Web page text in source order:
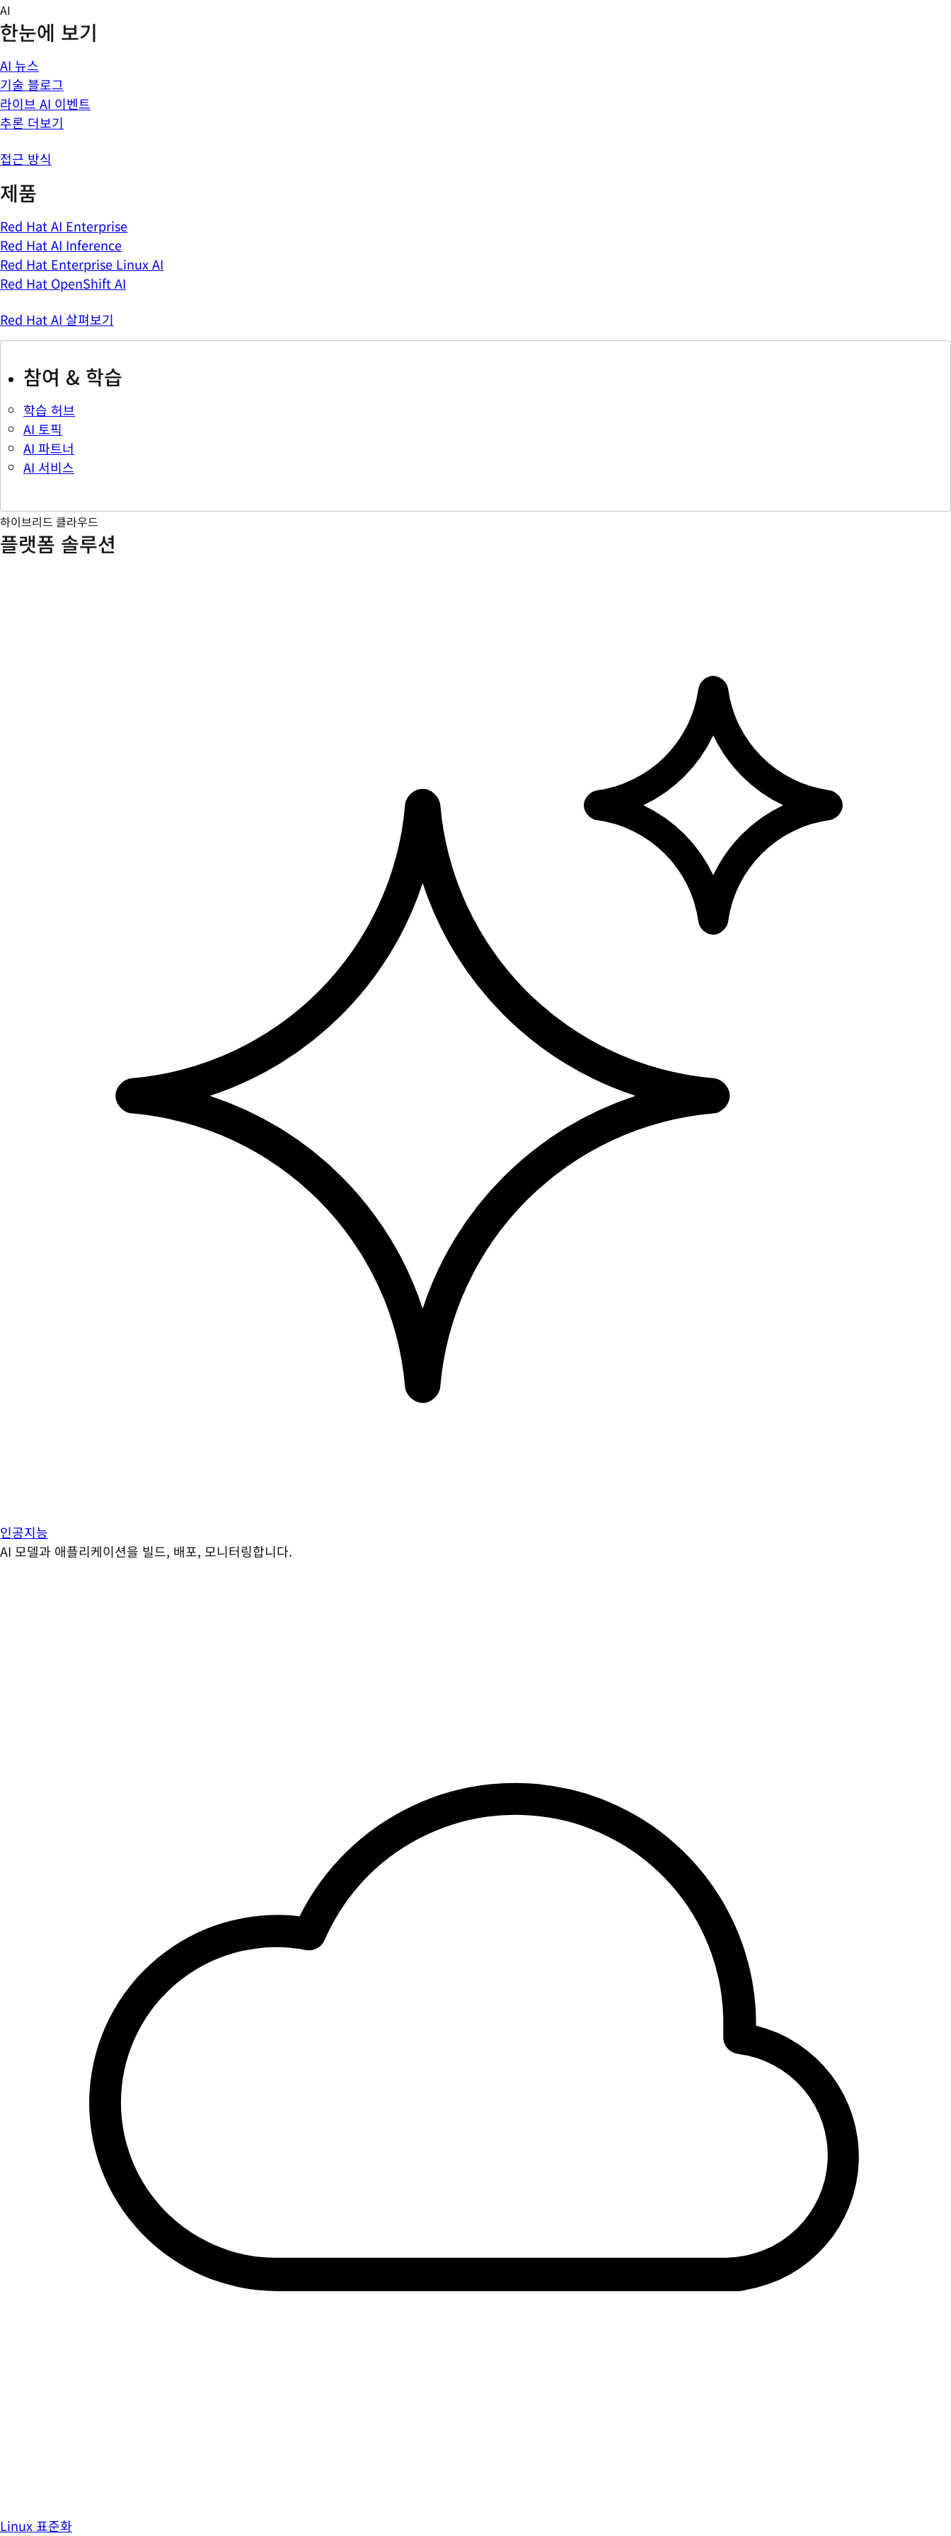
Skip
to
content
AI
한눈에 보기
AI 뉴스
기술 블로그
라이브 AI 이벤트
추론 더보기
접근 방식
제품
Red Hat AI Enterprise
Red Hat AI Inference
Red Hat Enterprise Linux AI
Red Hat OpenShift AI
Red Hat AI 살펴보기
참여 & 학습
학습 허브
AI 토픽
AI 파트너
AI 서비스
하이브리드 클라우드
플랫폼 솔루션
인공지능
AI 모델과 애플리케이션을 빌드, 배포, 모니터링합니다.
Linux 표준화